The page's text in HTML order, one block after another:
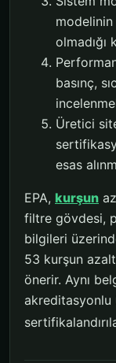
modelinin
olmadığı
basınç,
Üretici
esas
EPA, kurşun
filtre gövdesi,
bilgileri
53 kurşun
önerir. Aynı
akreditasyonlu